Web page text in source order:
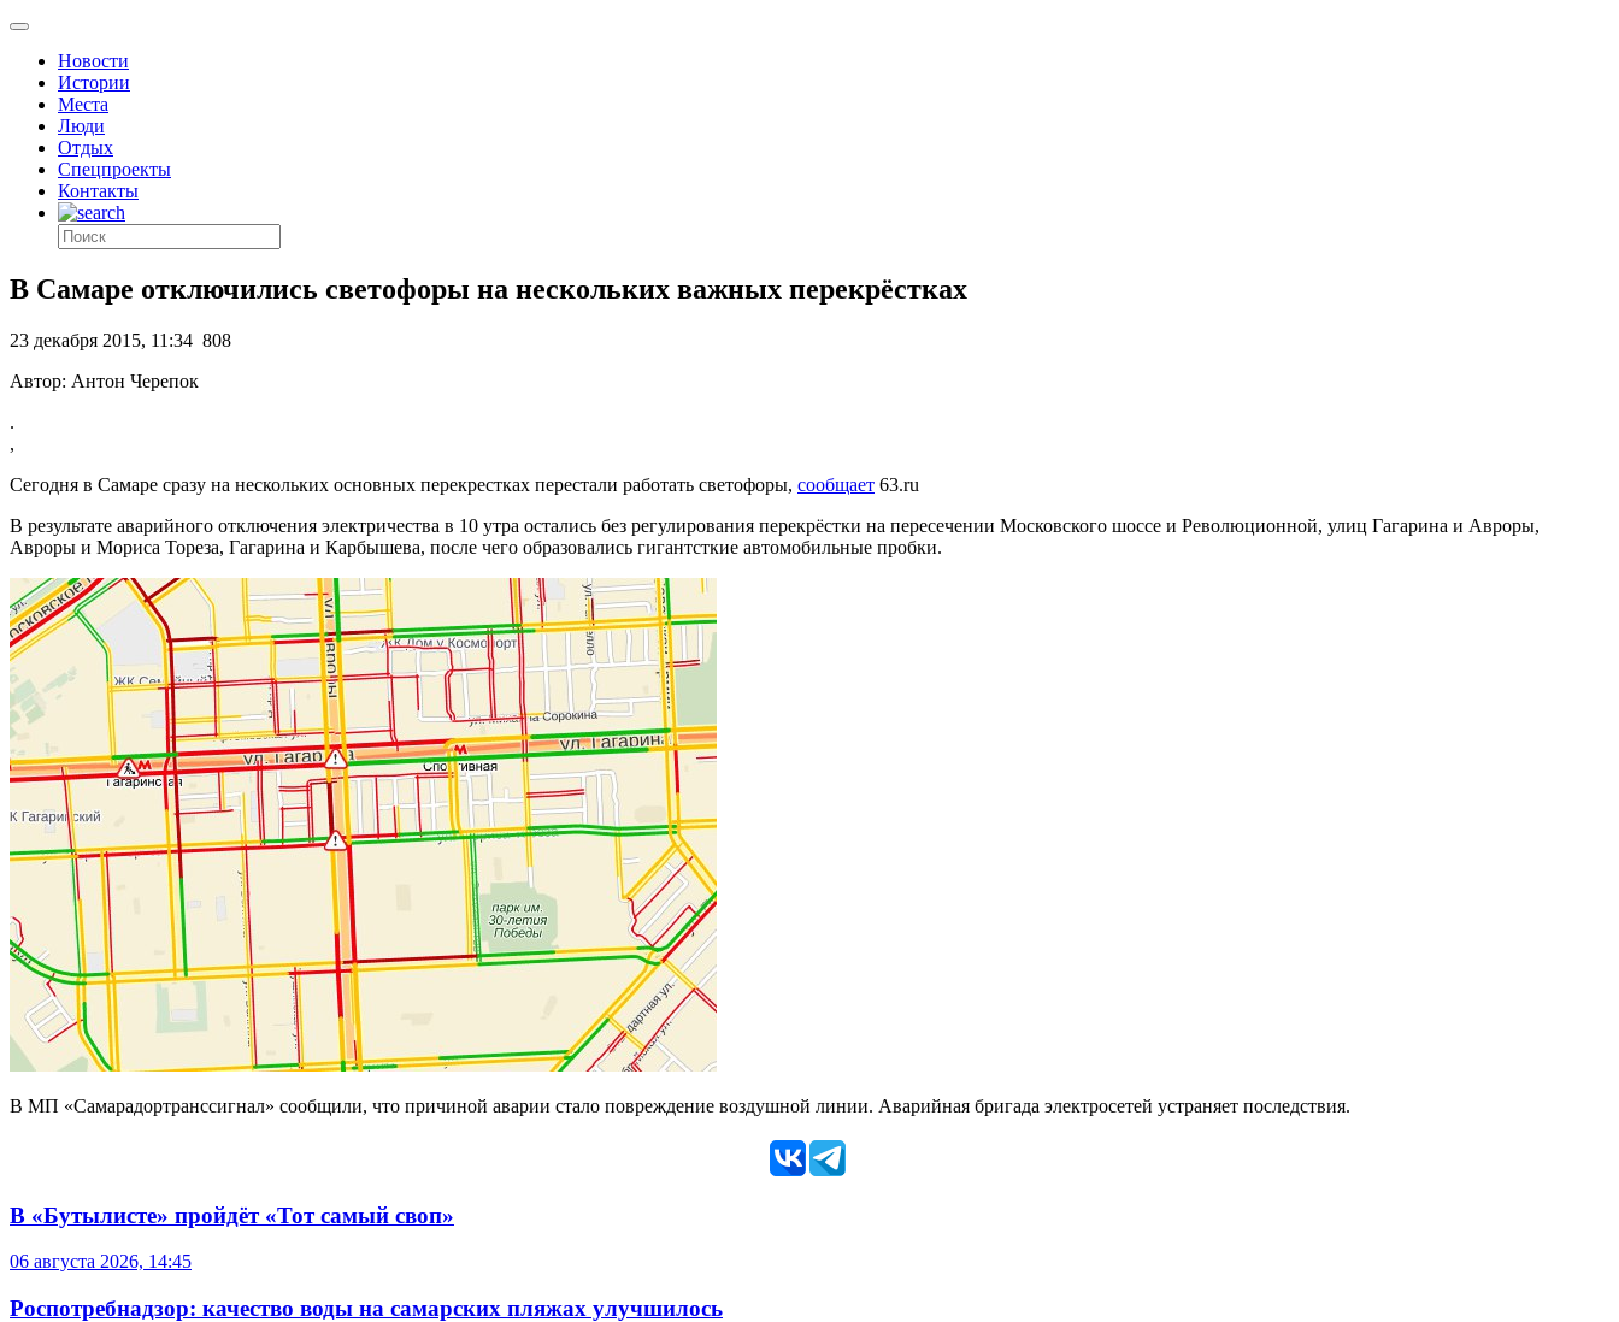
Новости
Истории
Места
Люди
Отдых
Спецпроекты
Контакты
В Самаре отключились светофоры на нескольких важных перекрёстках
23 декабря 2015, 11:34 808
Автор: Антон Черепок
.
,
Сегодня в Самаре сразу на нескольких основных перекрестках перестали работать светофоры, сообщает 63.ru
В результате аварийного отключения электричества в 10 утра остались без регулирования перекрёстки на пересечении Московского шоссе и Революционной, улиц Гагарина и Авроры,
Авроры и Мориса Тореза, Гагарина и Карбышева, после чего образовались гигантсткие автомобильные пробки.
В МП «Самарадортранссигнал» сообщили, что причиной аварии стало повреждение воздушной линии. Аварийная бригада электросетей устраняет последствия.
В «Бутылисте» пройдёт «Тот самый своп»
06 августа 2026, 14:45
Роспотребнадзор: качество воды на самарских пляжах улучшилось